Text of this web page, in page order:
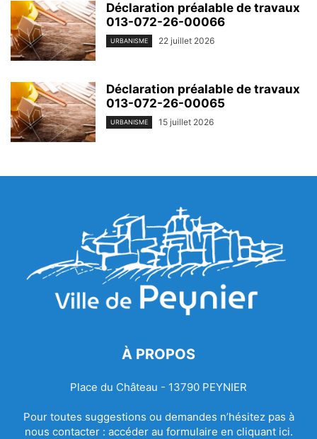
Déclaration préalable de travaux
013-072-26-00066
URBANISME 22 juillet 2026
Déclaration préalable de travaux
013-072-26-00065
URBANISME 15 juillet 2026
À PROPOS
Place du Château - 13790 PEYNIER
Pour toutes suggestions ou demandes n’hésitez pas à
nous contacter : accéder au formulaire en cliquant ici.